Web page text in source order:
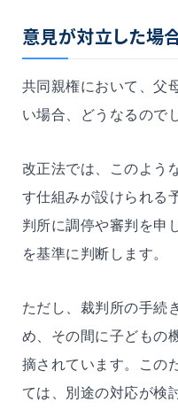
意見が対立した場
共同親権において、父
い場合、どうなるので
改正法では、このよう
す仕組みが設けられる
判所に調停や審判を申
を基準に判断します。
ただし、裁判所の手続
め、その間に子どもの
摘されています。この
ては、別途の対応が検